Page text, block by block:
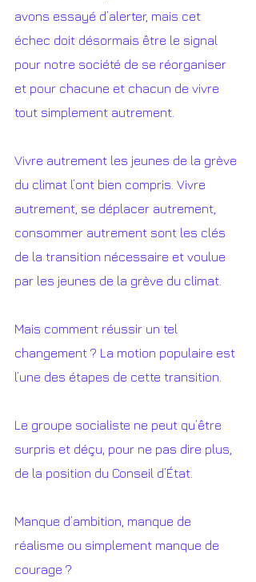
avons essayé d’alerter, mais cet
échec doit désormais être le signal
pour notre société de se réorganiser
et pour chacune et chacun de vivre
tout simplement autrement.
Vivre autrement les jeunes de la grève
du climat l’ont bien compris. Vivre
autrement, se déplacer autrement,
consommer autrement sont les clés
de la transition nécessaire et voulue
par les jeunes de la grève du climat.
Mais comment réussir un tel
changement ? La motion populaire est
l’une des étapes de cette transition.
Le groupe socialiste ne peut qu’être
surpris et déçu, pour ne pas dire plus,
de la position du Conseil d’État.
Manque d’ambition, manque de
réalisme ou simplement manque de
courage ?